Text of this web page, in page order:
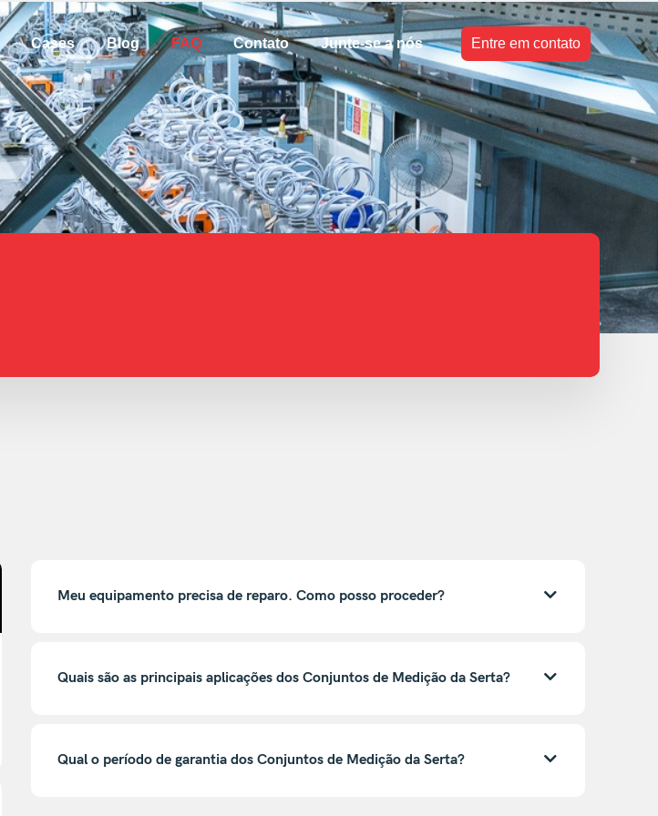
Cases Blog FAQ Contato Junte-se a nós Entre em contato
Meu equipamento precisa de reparo. Como posso proceder?
Quais são as principais aplicações dos Conjuntos de Medição da Serta?
Qual o período de garantia dos Conjuntos de Medição da Serta?